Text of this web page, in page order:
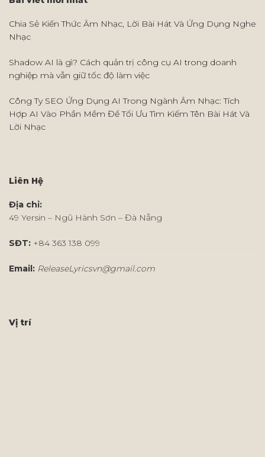
Chia Sẻ Kiến Thức Âm Nhạc, Lời Bài Hát Và Ứng Dụng Nghe
Nhạc
Shadow AI là gì? Cách quản trị công cụ AI trong doanh
nghiệp mà vẫn giữ tốc độ làm việc
Công Ty SEO Ứng Dụng AI Trong Ngành Âm Nhạc: Tích
Hợp AI Vào Phần Mềm Để Tối Ưu Tìm Kiếm Tên Bài Hát Và
Lời Nhạc
Liên Hệ
Địa chỉ:
49 Yersin – Ngũ Hành Sơn – Đà Nẵng
SĐT: +84 363 138 099
Email: ReleaseLyricsvn@gmail.com
Vị trí